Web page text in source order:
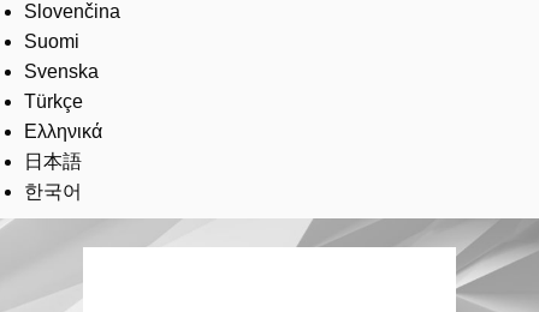
Slovenčina
Suomi
Svenska
Türkçe
Ελληνικά
日本語
한국어